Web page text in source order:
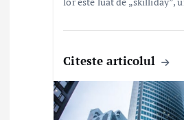
Citeste articolul